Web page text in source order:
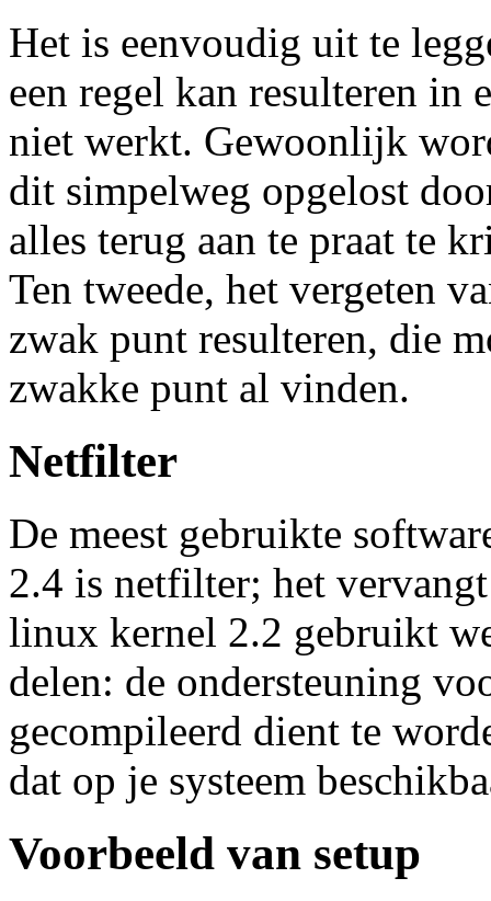
Het is eenvoudig uit te
een regel kan resulteren in
niet werkt. Gewoonlijk
dit simpelweg opgelost
alles terug aan te praat te
Ten tweede, het vergeten
zwak punt resulteren, die
zwakke punt al vinden.
Netfilter
De meest gebruikte
2.4 is netfilter; het
linux kernel 2.2 gebruikt
delen: de ondersteuning
gecompileerd dient te
dat op je systeem
Voorbeeld van setup